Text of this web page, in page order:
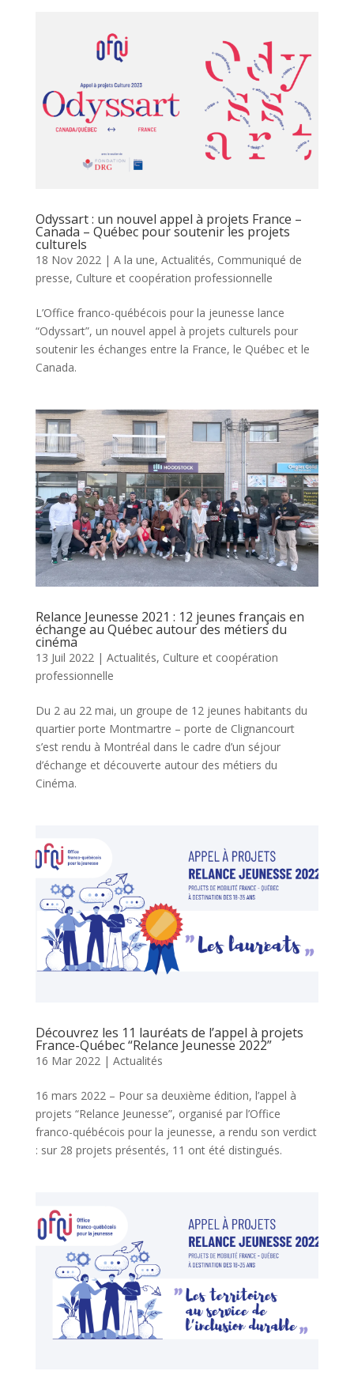
Odyssart : un nouvel appel à projets France –
Canada – Québec pour soutenir les projets
culturels
18 Nov 2022 | A la une, Actualités, Communiqué de
presse, Culture et coopération professionnelle
L’Office franco-québécois pour la jeunesse lance
“Odyssart”, un nouvel appel à projets culturels pour
soutenir les échanges entre la France, le Québec et le
Canada.
Relance Jeunesse 2021 : 12 jeunes français en
échange au Québec autour des métiers du
cinéma
13 Juil 2022 | Actualités, Culture et coopération
professionnelle
Du 2 au 22 mai, un groupe de 12 jeunes habitants du
quartier porte Montmartre – porte de Clignancourt
s’est rendu à Montréal dans le cadre d’un séjour
d’échange et découverte autour des métiers du
Cinéma.
Découvrez les 11 lauréats de l’appel à projets
France-Québec “Relance Jeunesse 2022”
16 Mar 2022 | Actualités
16 mars 2022 – Pour sa deuxième édition, l’appel à
projets “Relance Jeunesse”, organisé par l’Office
franco-québécois pour la jeunesse, a rendu son verdict
: sur 28 projets présentés, 11 ont été distingués.